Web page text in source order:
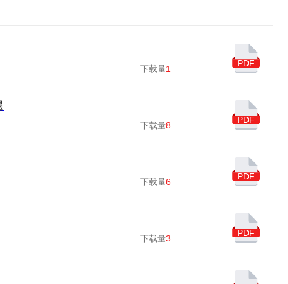
下载量1
PDF
下载量8
PDF
下载量6
PDF
下载量3
PDF